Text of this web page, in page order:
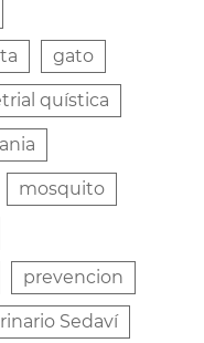
gato
quística
mosquito
prevencion
Sedaví